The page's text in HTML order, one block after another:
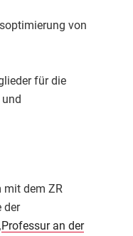
von
für die
mit dem ZR
der
Professur an der